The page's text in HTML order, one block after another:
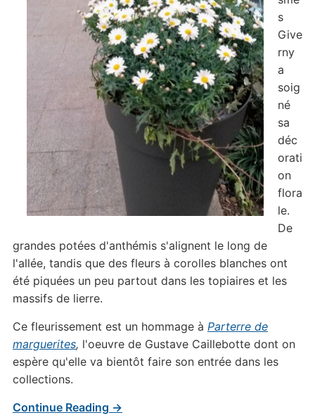
s
Give
rny
a
soig
né
sa
déc
orati
on
flora
le.
De
grandes potées d'anthémis s'alignent le long de
l'allée, tandis que des fleurs à corolles blanches ont
été piquées un peu partout dans les topiaires et les
massifs de lierre.
Ce fleurissement est un hommage à Parterre de
marguerites, l'oeuvre de Gustave Caillebotte dont on
espère qu'elle va bientôt faire son entrée dans les
collections.
Continue Reading →